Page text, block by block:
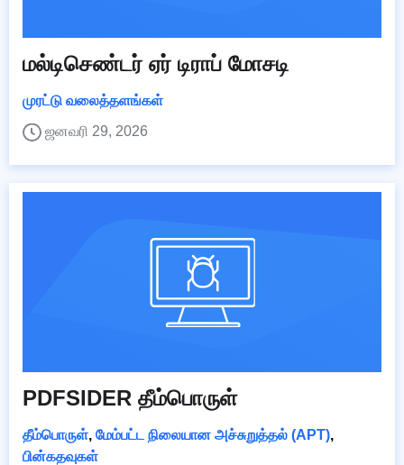
மல்டிசெண்டர் ஏர் டிராப் மோசடி
முரட்டு வலைத்தளங்கள்
ஜனவரி 29, 2026
PDFSIDER தீம்பொருள்
தீம்பொருள், மேம்பட்ட நிலையான அச்சுறுத்தல் (APT),
பின்கதவுகள்